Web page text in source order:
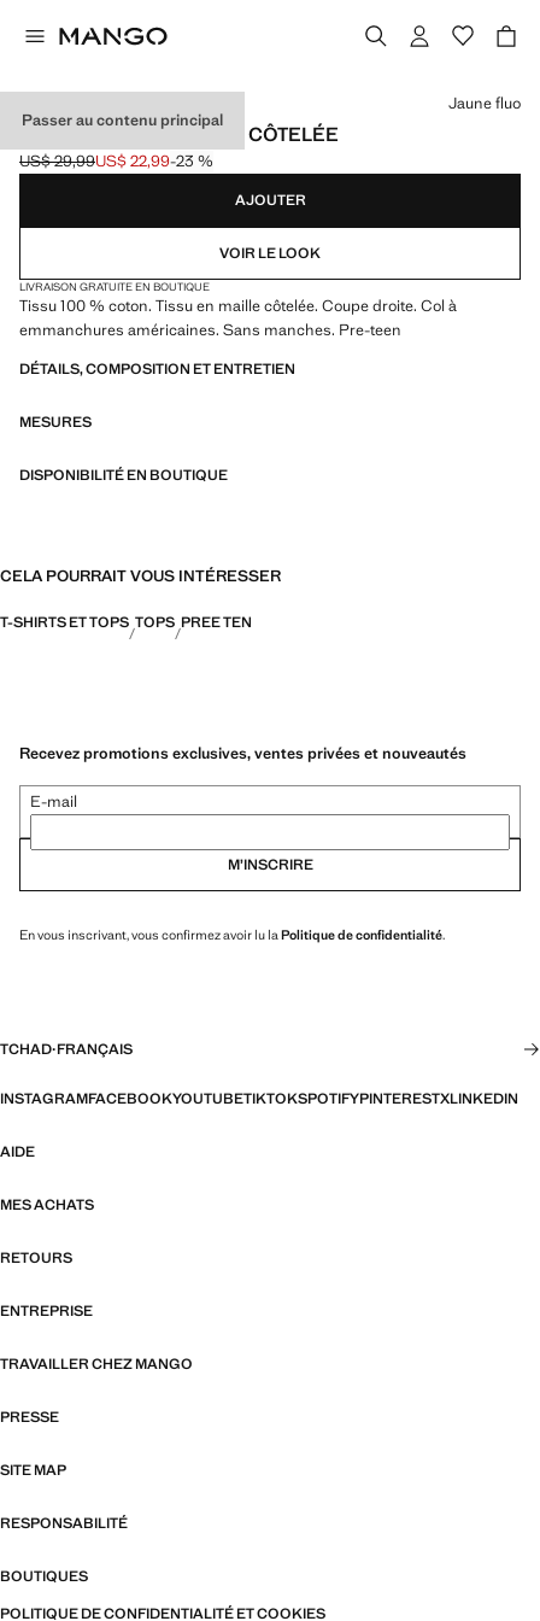
Passer au contenu principal
TOP HALTER EN MAILLE CÔTELÉE
Prix initial barré [US$ 29,99 ]
US$ 29,99
Prix actuel [US$ 22,99 ]
US$ 22,99-23 %
Choisissez une couleur
Jaune fluo
AJOUTER
VOIR LE LOOK
LIVRAISON GRATUITE EN BOUTIQUE
Tissu 100 % coton. Tissu en maille côtelée. Coupe droite. Col à
emmanchures américaines. Sans manches. Pre-teen
DÉTAILS, COMPOSITION ET ENTRETIEN
MESURES
DISPONIBILITÉ EN BOUTIQUE
CELA POURRAIT VOUS INTÉRESSER
T-SHIRTS ET TOPS TOPS PREE TEN
Recevez promotions exclusives, ventes privées et nouveautés
E-mail
M’INSCRIRE
En vous inscrivant, vous confirmez avoir lu la Politique de confidentialité.
TCHAD·FRANÇAIS
INSTAGRAMFACEBOOKYOUTUBETIKTOKSPOTIFYPINTERESTXLINKEDIN
AIDE
MES ACHATS
RETOURS
ENTREPRISE
TRAVAILLER CHEZ MANGO
PRESSE
SITE MAP
RESPONSABILITÉ
BOUTIQUES
POLITIQUE DE CONFIDENTIALITÉ ET COOKIES